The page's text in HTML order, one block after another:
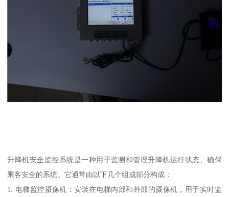
升降机安全监控系统是一种用于监测和管理升降机运行状态、确保
乘客安全的系统。它通常由以下几个组成部分构成：
1. 电梯监控摄像机：安装在电梯内部和外部的摄像机，用于实时监